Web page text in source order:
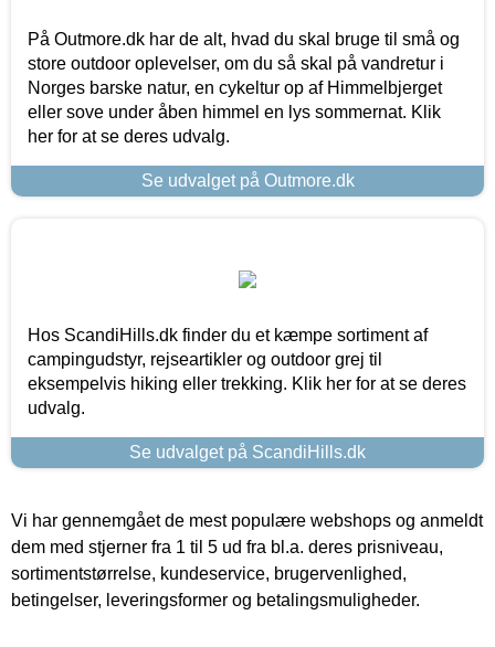
På Outmore.dk har de alt, hvad du skal bruge til små og
store outdoor oplevelser, om du så skal på vandretur i
Norges barske natur, en cykeltur op af Himmelbjerget
eller sove under åben himmel en lys sommernat. Klik
her for at se deres udvalg.
Se udvalget på Outmore.dk
Hos ScandiHills.dk finder du et kæmpe sortiment af
campingudstyr, rejseartikler og outdoor grej til
eksempelvis hiking eller trekking. Klik her for at se deres
udvalg.
Se udvalget på ScandiHills.dk
Vi har gennemgået de mest populære webshops og anmeldt
dem med stjerner fra 1 til 5 ud fra bl.a. deres prisniveau,
sortimentstørrelse, kundeservice, brugervenlighed,
betingelser, leveringsformer og betalingsmuligheder.